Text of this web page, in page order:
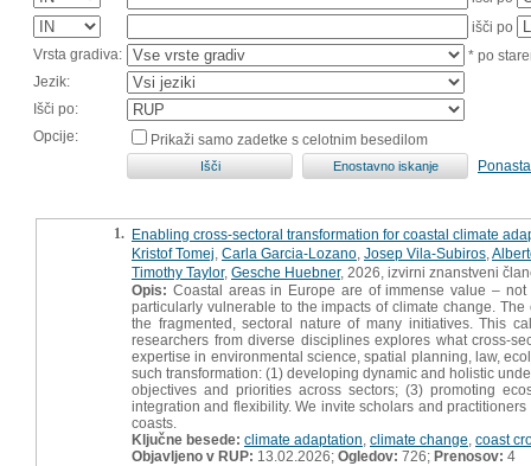
išči po
Vrsta gradiva:
* po
Jezik:
Išči po:
Opcije:
Prikaži samo zadetke s celotnim besedilom
1. Enabling cross-sectoral transformation for coastal climate
Kristof Tomej Carla Garcia-Lozano Josep Vila-Subiros
Timothy Taylor, Gesche Huebner, 2026, izvirni znanstveni
Opis: Coastal areas in Europe are of immense value –
particularly vulnerable to the impacts of climate change.
the fragmented, sectoral nature of many initiatives. This
researchers from diverse disciplines explores what cross-
expertise in environmental science, spatial planning, law,
such transformation: (1) developing dynamic and holistic
objectives and priorities across sectors; (3) promoting
integration and flexibility. We invite scholars and
coasts.
Ključne besede: climate adaptation climate change coast
Objavljeno v RUP: 13.02.2026; Ogledov: 726; Prenosov: 4